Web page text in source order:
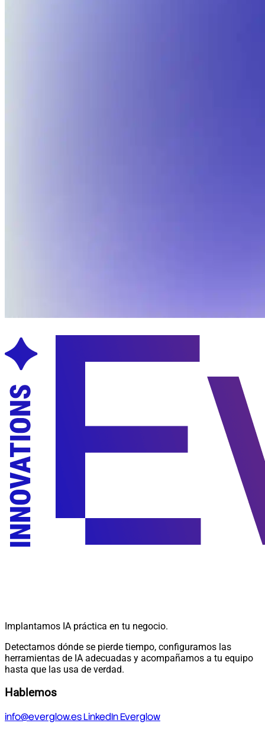
Implantamos IA práctica en tu negocio.
Detectamos dónde se pierde tiempo, configuramos las
herramientas de IA adecuadas y acompañamos a tu equipo
hasta que las usa de verdad.
Hablemos
info@everglow.esLinkedIn Everglow